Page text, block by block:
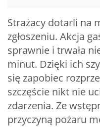
Strażacy dotarli na
zgłoszeniu. Akcja
sprawnie i trwała
minut. Dzięki ich
się zapobiec
szczęście nikt nie
zdarzenia. Ze
przyczyną pożaru